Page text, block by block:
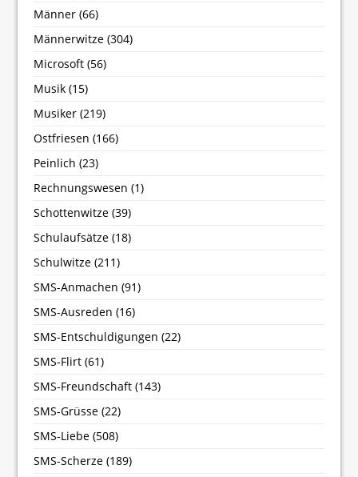
Männer (66)
Männerwitze (304)
Microsoft (56)
Musik (15)
Musiker (219)
Ostfriesen (166)
Peinlich (23)
Rechnungswesen (1)
Schottenwitze (39)
Schulaufsätze (18)
Schulwitze (211)
SMS-Anmachen (91)
SMS-Ausreden (16)
SMS-Entschuldigungen (22)
SMS-Flirt (61)
SMS-Freundschaft (143)
SMS-Grüsse (22)
SMS-Liebe (508)
SMS-Scherze (189)